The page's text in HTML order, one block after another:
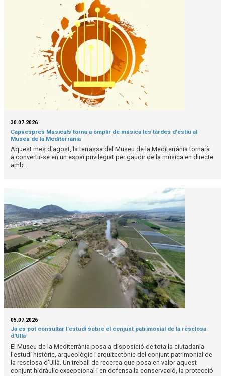
30.07.2026
Capvespres Musicals torna a omplir de música les tardes d'estiu al
Museu de la Mediterrània
Aquest mes d'agost, la terrassa del Museu de la Mediterrània tornarà
a convertir-se en un espai privilegiat per gaudir de la música en directe
amb...
05.07.2026
Ja es pot consultar l'estudi sobre el conjunt patrimonial de la resclosa
d'Ullà
El Museu de la Mediterrània posa a disposició de tota la ciutadania
l'estudi històric, arqueològic i arquitectònic del conjunt patrimonial de
la resclosa d'Ullà. Un treball de recerca que posa en valor aquest
conjunt hidràulic excepcional i en defensa la conservació, la protecció